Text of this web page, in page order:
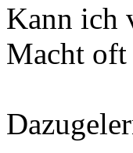
Kann ich
Macht oft